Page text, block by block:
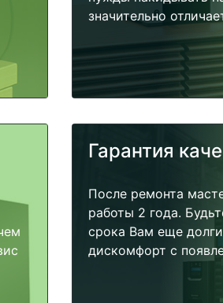
значительно
Гарантия
После ремонта
работы 2 года.
срока Вам еще
дискомфорт с